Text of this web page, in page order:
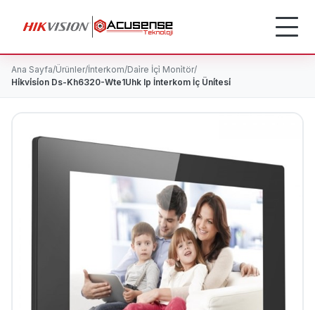
Ana Sayfa/Ürünler/İnterkom/Dai̇re İçi̇ Moni̇tör/
Hi̇kvi̇si̇on Ds-Kh6320-Wte1Uhk Ip İnterkom İç Üni̇tesi̇